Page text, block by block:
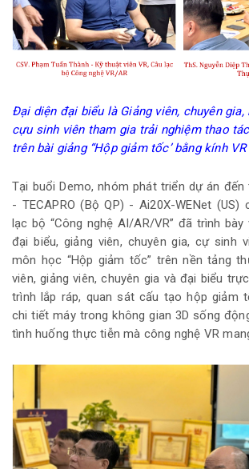
Đại diện đại biểu là Giảng viên, chuyên gia,
cựu sinh viên tham gia trải nghiệm thao
trên bài giảng “Hộp giảm tốc’ bằng kính VR
Tại buổi Demo, nhóm phát triển dự án đến
- TECAPRO (Bộ QP) - Ai20X-WENet (US)
lạc bộ “Công nghệ AI/AR/VR” đã trình
đại biểu, giảng viên, chuyên gia, cự sinh
môn học “Hộp giảm tốc” trên nền tảng
viên, giảng viên, chuyên gia và đại biểu
trình lắp ráp, quan sát cấu tạo hộp giảm
chi tiết máy trong không gian 3D sống
tình huống thực tiễn mà công nghệ VR